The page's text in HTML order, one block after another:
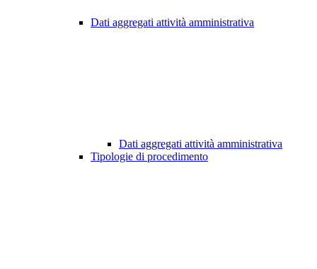
Dati aggregati attività amministrativa
Dati aggregati attività amministrativa
Tipologie di procedimento